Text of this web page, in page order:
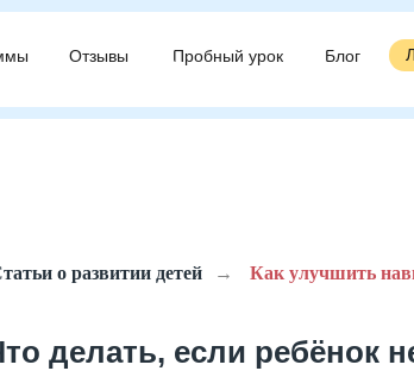
Отзывы Блог
Пробный урок
Отзывы Блог
Пробный урок
о развитии детей → Как улучшить
делать, если ребёнок